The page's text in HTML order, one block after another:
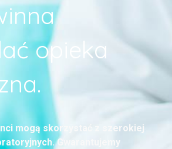
opieka
mogą skorzystać z szerokiej
Gwarantujemy